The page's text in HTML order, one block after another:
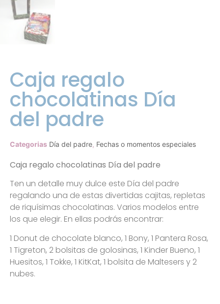
Caja regalo
chocolatinas Día
del padre
Categorias Día del padre, Fechas o momentos especiales
Caja regalo chocolatinas Día del padre
Ten un detalle muy dulce este Día del padre
regalando una de estas divertidas cajitas, repletas
de riquísimas chocolatinas. Varios modelos entre
los que elegir. En ellas podrás encontrar:
1 Donut de chocolate blanco, 1 Bony, 1 Pantera Rosa,
1 Tigreton, 2 bolsitas de golosinas, 1 Kinder Bueno, 1
Huesitos, 1 Tokke, 1 KitKat, 1 bolsita de Maltesers y 2
nubes.